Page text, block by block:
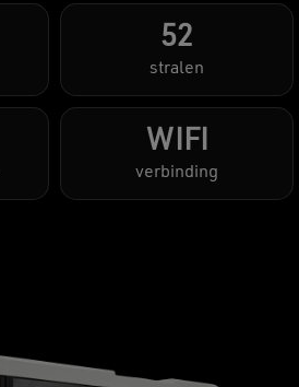
52
stralen
WIFI
verbinding